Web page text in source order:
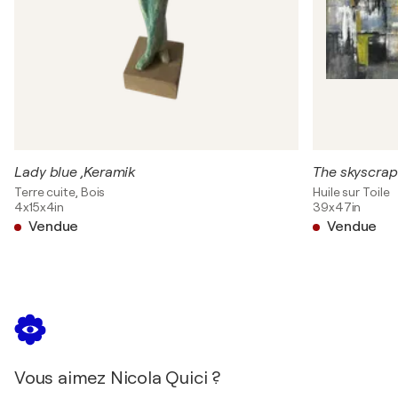
Lady blue ,Keramik
Terre cuite, Bois
4x15x4in
Vendue
The
Huile sur Toile
39x47in
Vendue
Vous aimez Nicola Quici ?